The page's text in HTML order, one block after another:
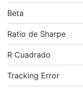
Beta
Ratio de Sharpe
R Cuadrado
Tracking Error